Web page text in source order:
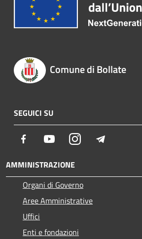
Comune di Bollate
SEGUICI SU
Facebook YoutubeInstagram
AMMINISTRAZIONE
Organi di Governo
Aree Amministrative
Uffici
Enti e fondazioni